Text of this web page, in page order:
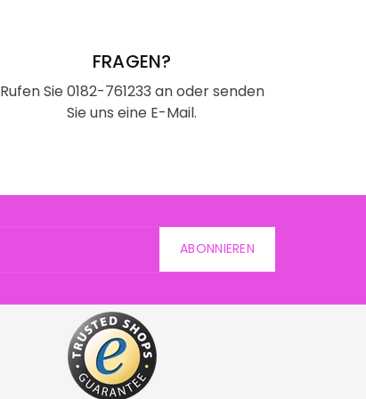
FRAGEN?
Rufen Sie 0182-761233 an oder senden
Sie uns eine E-Mail.
ABONNIEREN